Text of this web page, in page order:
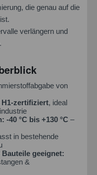
die genau auf die
verlängern und
von
H1-zertifiziert, ideal
-40 °C bis +130 °C –
in bestehende
geeignet:
&